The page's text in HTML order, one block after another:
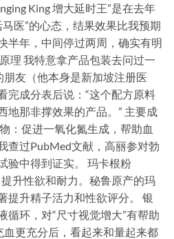
King 增大延时王”是在去年
医”的心态，结果效果比我预期
半年，中间停过两周，确实有明
理 我特意拿产品包装去问过一
友（他本身是新加坡注册医
完成分表后说：“这个配方原料
地那非撑效果的产品。” 主要成
：促进一氧化氮生成，帮助血
查过PubMed文献，高丽参对勃
验中得到证实。 玛卡根粉
提升性欲和耐力。秘鲁原产的玛
提升精子活力和性欲评分。 银
循环，对“尺寸视觉增大”有帮助
更充分后，看起来和量起来都